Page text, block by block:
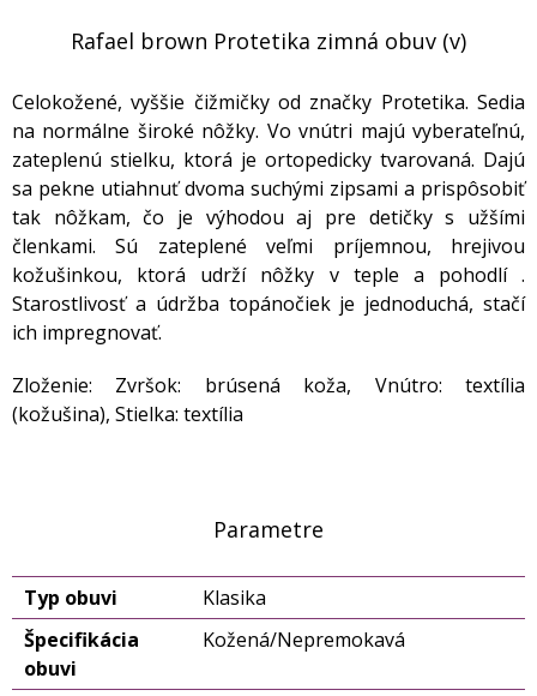
Rafael brown Protetika zimná obuv (v)
Celokožené, vyššie čižmičky od značky Protetika. Sedia
na normálne široké nôžky. Vo vnútri majú vyberateľnú,
zateplenú stielku, ktorá je ortopedicky tvarovaná. Dajú
sa pekne utiahnuť dvoma suchými zipsami a prispôsobiť
tak nôžkam, čo je výhodou aj pre detičky s užšími
členkami. Sú zateplené veľmi príjemnou, hrejivou
kožušinkou, ktorá udrží nôžky v teple a pohodlí .
Starostlivosť a údržba topánočiek je jednoduchá, stačí
ich impregnovať.
Zloženie: Zvršok: brúsená koža, Vnútro: textília
(kožušina), Stielka: textília
Parametre
Typ obuvi
Klasika
Špecifikácia
obuvi
Kožená/Nepremokavá